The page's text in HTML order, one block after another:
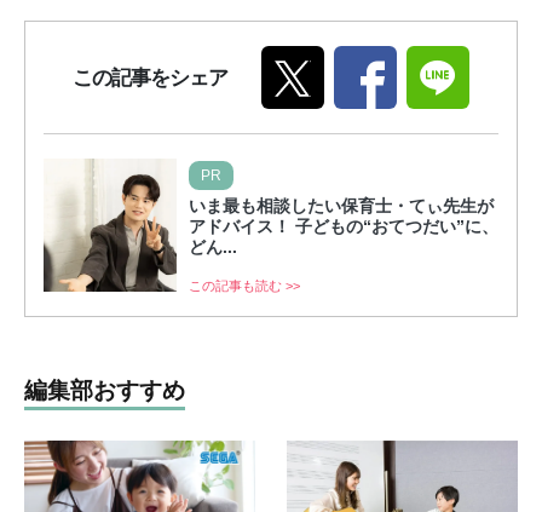
この記事をシェア
PR
いま最も相談したい保育士・てぃ先生が
アドバイス！ 子どもの“おてつだい”に、
どん...
この記事も読む >>
編集部おすすめ